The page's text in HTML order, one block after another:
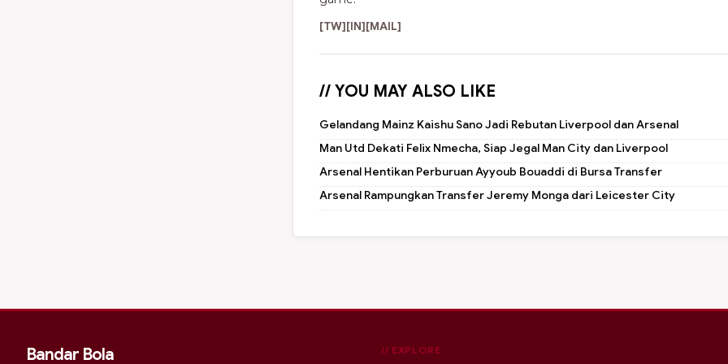
[TW][IN][MAIL]
// YOU MAY ALSO LIKE
Gelandang Mainz Kaishu Sano Jadi Rebutan Liverpool dan Arsenal
Man Utd Dekati Felix Nmecha, Siap Jegal Man City dan Liverpool
Arsenal Hentikan Perburuan Ayyoub Bouaddi di Bursa Transfer
Arsenal Rampungkan Transfer Jeremy Monga dari Leicester City
Bandar Bola // EXPLORE